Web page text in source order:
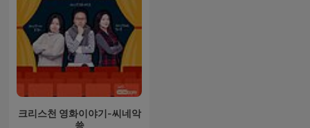
크리스천 영화이야기-씨네악
쑝